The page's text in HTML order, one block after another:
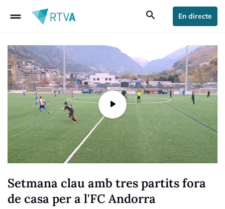
drag_handle search En directe
Setmana clau amb tres partits fora
de casa per a l'FC Andorra